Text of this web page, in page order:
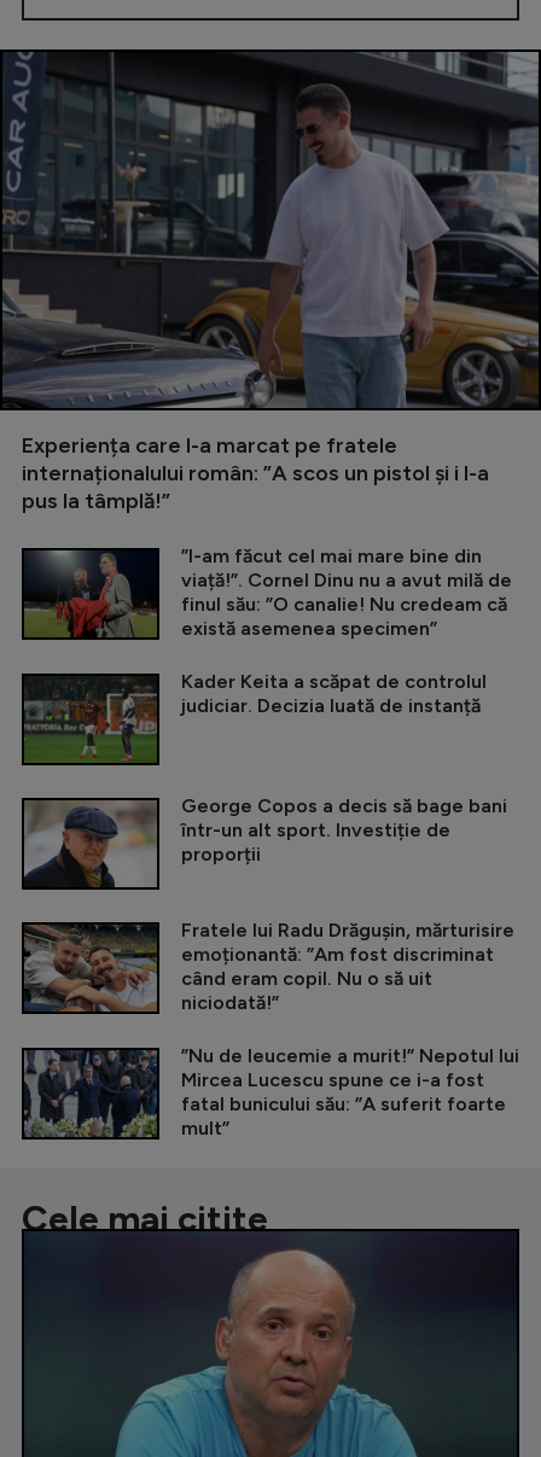
Experiența care l-a marcat pe fratele
internaționalului român: ”A scos un pistol și i l-a
pus la tâmplă!”
”I-am făcut cel mai mare bine din
viață!”. Cornel Dinu nu a avut milă de
finul său: ”O canalie! Nu credeam că
există asemenea specimen”
Kader Keita a scăpat de controlul
judiciar. Decizia luată de instanță
George Copos a decis să bage bani
într-un alt sport. Investiție de
proporții
Fratele lui Radu Drăgușin, mărturisire
emoționantă: ”Am fost discriminat
când eram copil. Nu o să uit
niciodată!”
”Nu de leucemie a murit!” Nepotul lui
Mircea Lucescu spune ce i-a fost
fatal bunicului său: ”A suferit foarte
mult”
Cele mai citite